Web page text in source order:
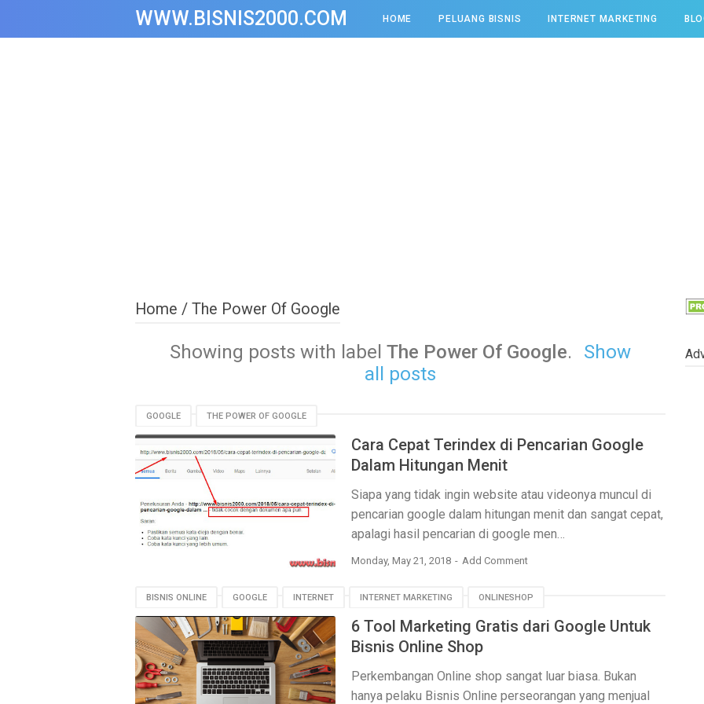
WWW.BISNIS2000.COM HOME PELUANG BISNIS INTERNET MARKETING
Home / The Power Of Google
Showing posts with label The Power Of Google.
Show
all posts
GOOGLE THE POWER OF GOOGLE
Cara Cepat Terindex di Pencarian Google
Dalam Hitungan Menit
Siapa yang tidak ingin website atau videonya muncul di
pencarian google dalam hitungan menit dan sangat cepat,
apalagi hasil pencarian di google men…
Monday, May 21, 2018 Add Comment
BISNIS ONLINE GOOGLE INTERNET INTERNET MARKETING ONLINESHOP
THE POWER OF GOOGLE
6 Tool Marketing Gratis dari Google Untuk
Bisnis Online Shop
Perkembangan Online shop sangat luar biasa. Bukan
hanya pelaku Bisnis Online perseorangan yang menjual